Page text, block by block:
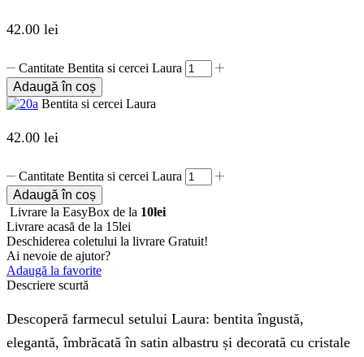
42.00 lei
Cantitate Bentita si cercei Laura
Adaugă în coș
Bentita si cercei Laura
42.00 lei
Cantitate Bentita si cercei Laura
Adaugă în coș
Livrare la EasyBox de la 10lei
Livrare acasă de la 15lei
Deschiderea coletului la livrare Gratuit!
Ai nevoie de ajutor?
Adaugă la favorite
Descriere scurtă
Descoperă farmecul setului Laura: bentita îngustă,
elegantă, îmbrăcată în satin albastru și decorată cu cristale